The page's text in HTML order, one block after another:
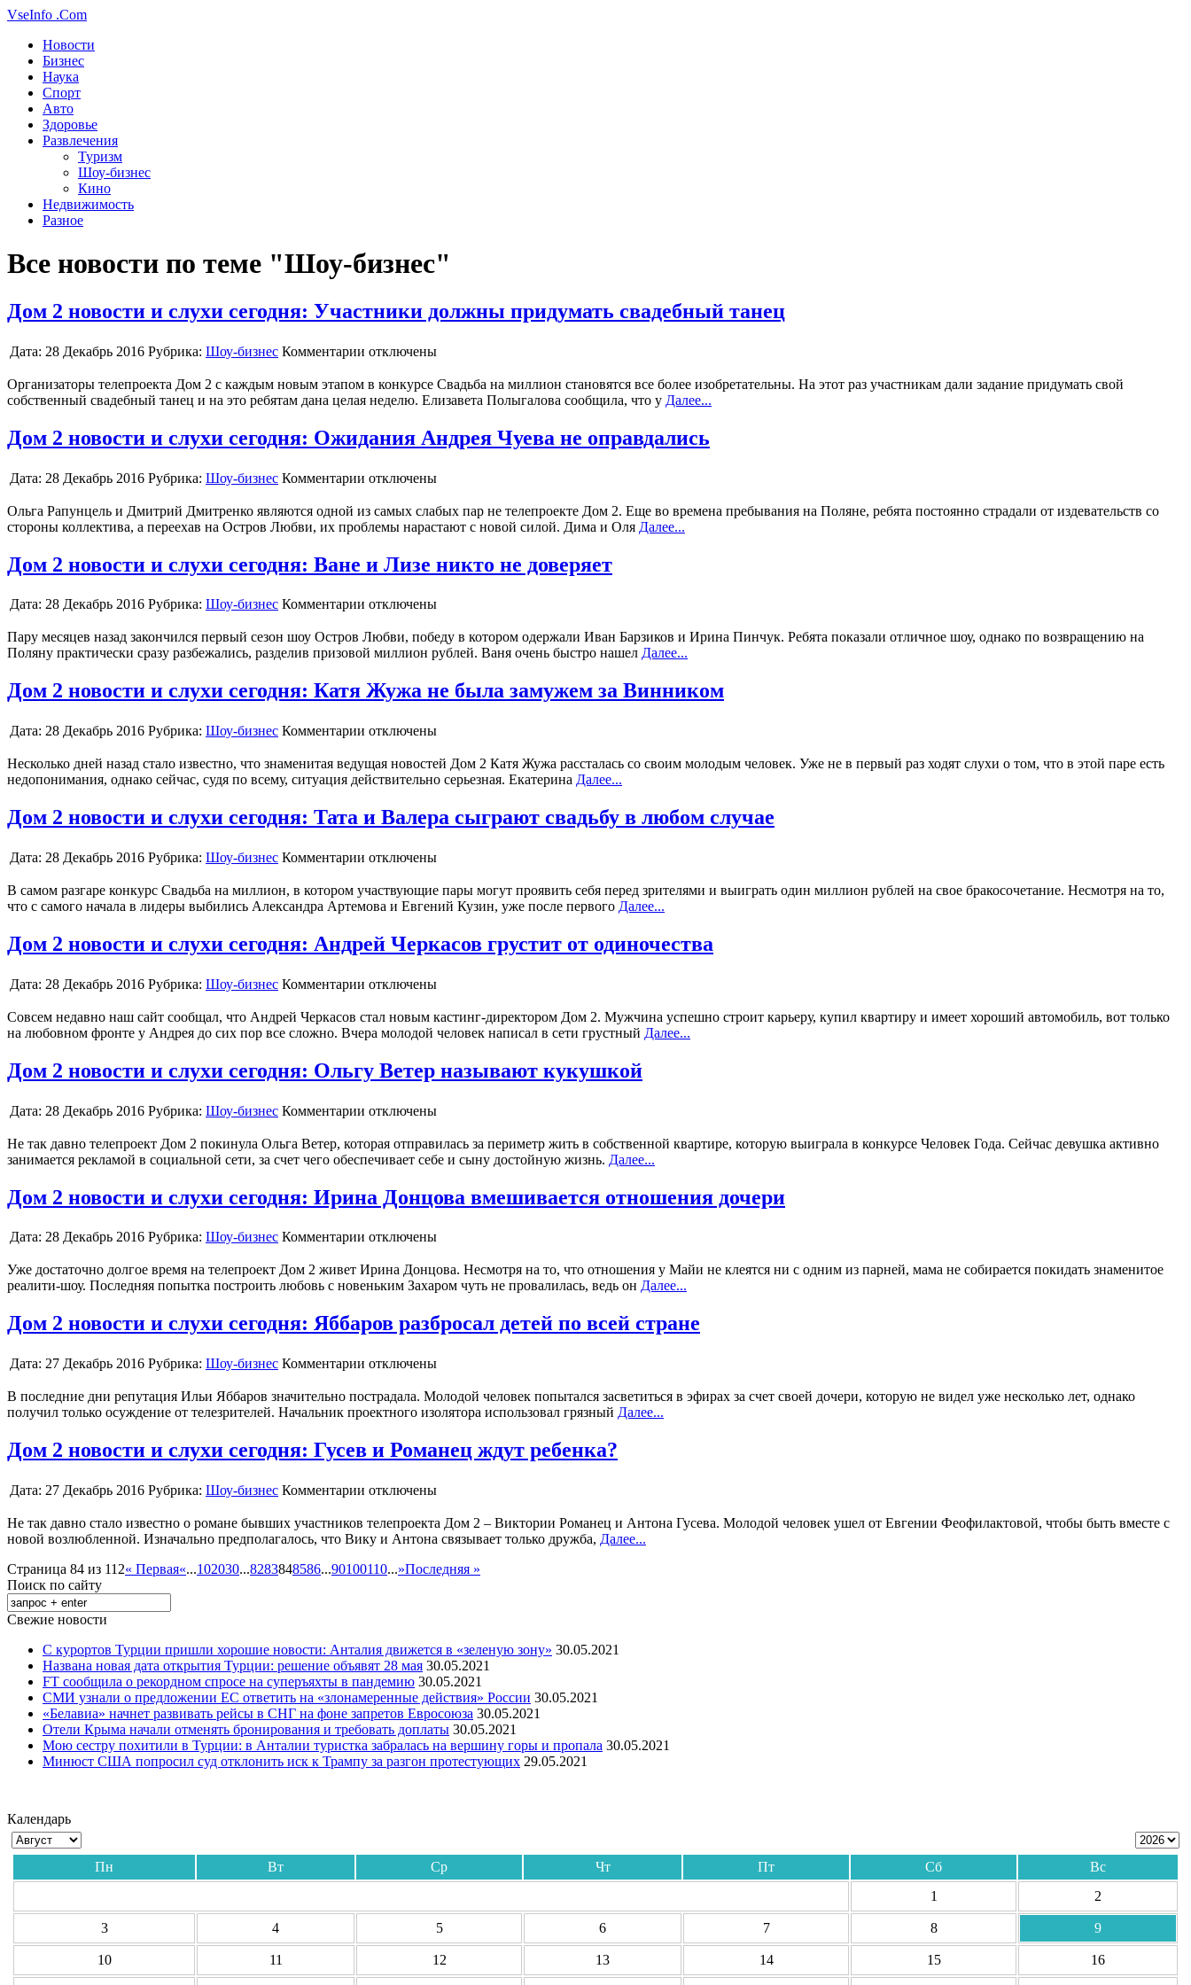
VseInfo .Com
Новости
Бизнес
Наука
Спорт
Авто
Здоровье
Развлечения
Туризм
Шоу-бизнес
Кино
Недвижимость
Разное
Все новости по теме "Шоу-бизнес"
Дом 2 новости и слухи сегодня: Участники должны придумать свадебный танец
Дата: 28 Декабрь 2016 Рубрика: Шоу-бизнес Комментарии отключены
Организаторы телепроекта Дом 2 с каждым новым этапом в конкурсе Свадьба на миллион становятся все более изобретательны. На этот раз участникам дали задание придумать свой
собственный свадебный танец и на это ребятам дана целая неделю. Елизавета Полыгалова сообщила, что у Далее...
Дом 2 новости и слухи сегодня: Ожидания Андрея Чуева не оправдались
Дата: 28 Декабрь 2016 Рубрика: Шоу-бизнес Комментарии отключены
Ольга Рапунцель и Дмитрий Дмитренко являются одной из самых слабых пар не телепроекте Дом 2. Еще во времена пребывания на Поляне, ребята постоянно страдали от издевательств со
стороны коллектива, а переехав на Остров Любви, их проблемы нарастают с новой силой. Дима и Оля Далее...
Дом 2 новости и слухи сегодня: Ване и Лизе никто не доверяет
Дата: 28 Декабрь 2016 Рубрика: Шоу-бизнес Комментарии отключены
Пару месяцев назад закончился первый сезон шоу Остров Любви, победу в котором одержали Иван Барзиков и Ирина Пинчук. Ребята показали отличное шоу, однако по возвращению на
Поляну практически сразу разбежались, разделив призовой миллион рублей. Ваня очень быстро нашел Далее...
Дом 2 новости и слухи сегодня: Катя Жужа не была замужем за Винником
Дата: 28 Декабрь 2016 Рубрика: Шоу-бизнес Комментарии отключены
Несколько дней назад стало известно, что знаменитая ведущая новостей Дом 2 Катя Жужа рассталась со своим молодым человек. Уже не в первый раз ходят слухи о том, что в этой паре есть
недопонимания, однако сейчас, судя по всему, ситуация действительно серьезная. Екатерина Далее...
Дом 2 новости и слухи сегодня: Тата и Валера сыграют свадьбу в любом случае
Дата: 28 Декабрь 2016 Рубрика: Шоу-бизнес Комментарии отключены
В самом разгаре конкурс Свадьба на миллион, в котором участвующие пары могут проявить себя перед зрителями и выиграть один миллион рублей на свое бракосочетание. Несмотря на то,
что с самого начала в лидеры выбились Александра Артемова и Евгений Кузин, уже после первого Далее...
Дом 2 новости и слухи сегодня: Андрей Черкасов грустит от одиночества
Дата: 28 Декабрь 2016 Рубрика: Шоу-бизнес Комментарии отключены
Совсем недавно наш сайт сообщал, что Андрей Черкасов стал новым кастинг-директором Дом 2. Мужчина успешно строит карьеру, купил квартиру и имеет хороший автомобиль, вот только
на любовном фронте у Андрея до сих пор все сложно. Вчера молодой человек написал в сети грустный Далее...
Дом 2 новости и слухи сегодня: Ольгу Ветер называют кукушкой
Дата: 28 Декабрь 2016 Рубрика: Шоу-бизнес Комментарии отключены
Не так давно телепроект Дом 2 покинула Ольга Ветер, которая отправилась за периметр жить в собственной квартире, которую выиграла в конкурсе Человек Года. Сейчас девушка активно
занимается рекламой в социальной сети, за счет чего обеспечивает себе и сыну достойную жизнь. Далее...
Дом 2 новости и слухи сегодня: Ирина Донцова вмешивается отношения дочери
Дата: 28 Декабрь 2016 Рубрика: Шоу-бизнес Комментарии отключены
Уже достаточно долгое время на телепроект Дом 2 живет Ирина Донцова. Несмотря на то, что отношения у Майи не клеятся ни с одним из парней, мама не собирается покидать знаменитое
реалити-шоу. Последняя попытка построить любовь с новеньким Захаром чуть не провалилась, ведь он Далее...
Дом 2 новости и слухи сегодня: Яббаров разбросал детей по всей стране
Дата: 27 Декабрь 2016 Рубрика: Шоу-бизнес Комментарии отключены
В последние дни репутация Ильи Яббаров значительно пострадала. Молодой человек попытался засветиться в эфирах за счет своей дочери, которую не видел уже несколько лет, однако
получил только осуждение от телезрителей. Начальник проектного изолятора использовал грязный Далее...
Дом 2 новости и слухи сегодня: Гусев и Романец ждут ребенка?
Дата: 27 Декабрь 2016 Рубрика: Шоу-бизнес Комментарии отключены
Не так давно стало известно о романе бывших участников телепроекта Дом 2 – Виктории Романец и Антона Гусева. Молодой человек ушел от Евгении Феофилактовой, чтобы быть вместе с
новой возлюбленной. Изначально предполагалось, что Вику и Антона связывает только дружба, Далее...
Страница 84 из 112« Первая«...102030...8283848586...90100110...»Последняя »
Поиск по сайту
Свежие новости
С курортов Турции пришли хорошие новости: Анталия движется в «зеленую зону» 30.05.2021
Названа новая дата открытия Турции: решение объявят 28 мая 30.05.2021
FT сообщила о рекордном спросе на суперъяхты в пандемию 30.05.2021
СМИ узнали о предложении ЕС ответить на «злонамеренные действия» России 30.05.2021
«Белавиа» начнет развивать рейсы в СНГ на фоне запретов Евросоюза 30.05.2021
Отели Крыма начали отменять бронирования и требовать доплаты 30.05.2021
Мою сестру похитили в Турции: в Анталии туристка забралась на вершину горы и пропала 30.05.2021
Минюст США попросил суд отклонить иск к Трампу за разгон протестующих 29.05.2021
Календарь
Пн Вт Ср Чт Пт Сб
Вс
1
2
3 4 5 6 7 8 9
10 11 12 13 14 15 16